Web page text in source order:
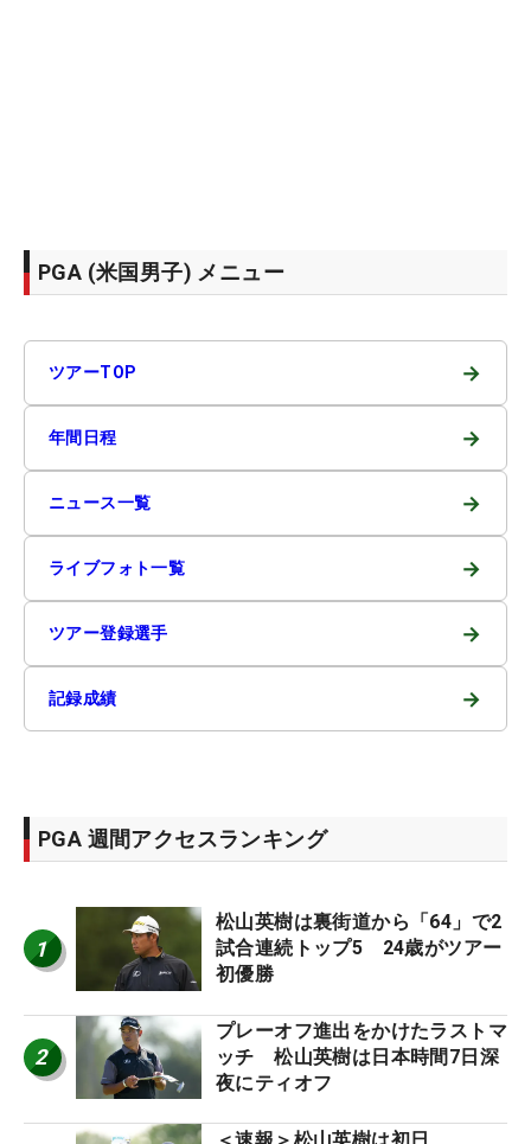
PGA (米国男子) メニュー
ツアーTOP →
年間日程 →
ニュース一覧 →
ライブフォト一覧 →
ツアー登録選手 →
記録成績 →
PGA 週間アクセスランキング
1
松山英樹は裏街道から「64」で2
試合連続トップ5 24歳がツアー
初優勝
2
プレーオフ進出をかけたラストマ
ッチ 松山英樹は日本時間7日深
夜にティオフ
＜速報＞松山英樹は初日